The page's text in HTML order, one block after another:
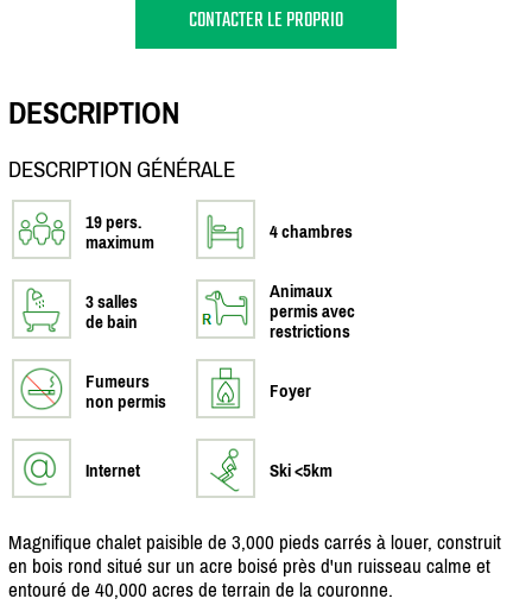
CONTACTER LE PROPRIO
DESCRIPTION
DESCRIPTION GÉNÉRALE
19 pers.
maximum
4 chambres
3 salles
de bain
Animaux
permis avec
restrictions
Fumeurs
non permis
Foyer
Internet Ski <5km
Magnifique chalet paisible de 3,000 pieds carrés à louer, construit
en bois rond situé sur un acre boisé près d'un ruisseau calme et
entouré de 40,000 acres de terrain de la couronne.